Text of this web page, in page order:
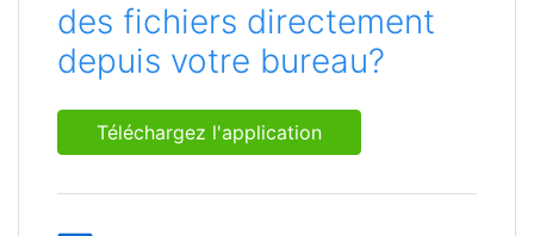
des fichiers directement
depuis votre bureau?
Téléchargez l'application